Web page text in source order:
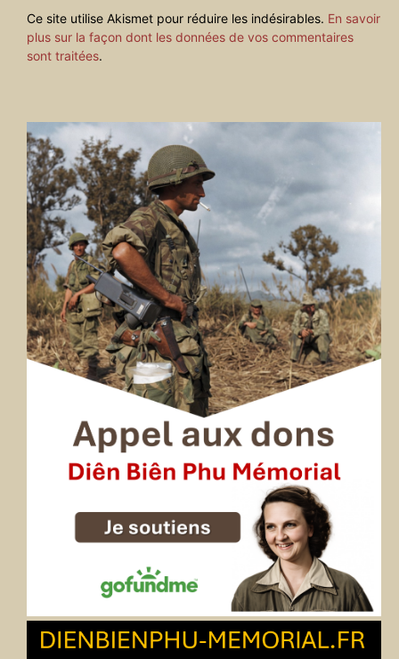
Ce site utilise Akismet pour réduire les indésirables. En savoir
plus sur la façon dont les données de vos commentaires
sont traitées.